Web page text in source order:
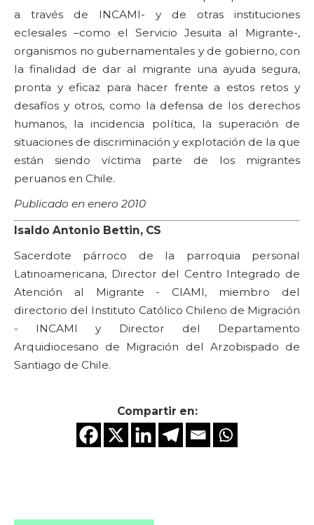
a través de INCAMI- y de otras instituciones
eclesiales –como el Servicio Jesuita al Migrante-,
organismos no gubernamentales y de gobierno, con
la finalidad de dar al migrante una ayuda segura,
pronta y eficaz para hacer frente a estos retos y
desafíos y otros, como la defensa de los derechos
humanos, la incidencia política, la superación de
situaciones de discriminación y explotación de la que
están siendo víctima parte de los migrantes
peruanos en Chile.
Publicado en enero 2010
Isaldo Antonio Bettin, CS
Sacerdote párroco de la parroquia personal
Latinoamericana, Director del Centro Integrado de
Atención al Migrante - CIAMI, miembro del
directorio del Instituto Católico Chileno de Migración
- INCAMI y Director del Departamento
Arquidiocesano de Migración del Arzobispado de
Santiago de Chile.
Compartir en: